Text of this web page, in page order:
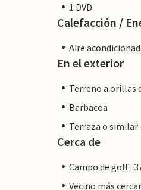
1 DVD
Calefacción /
Aire
En el exterior
Terreno a orillas
Barbacoa
Terraza o
Cerca de
Campo de golf :
Vecino más